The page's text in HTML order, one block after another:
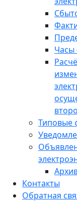
Часы
Типовые
Контакты
Обратная